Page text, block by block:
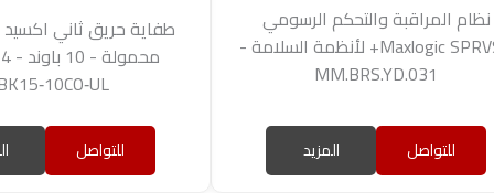
نظام المراقبة والتحكم الرسومي
Maxlogic SPRVSR+ لأنظمة السلامة -
MM.BRS.YD.031
للتواصل المزيد للتواصل